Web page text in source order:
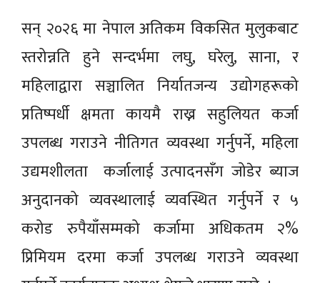
सन् २०२६ मा नेपाल अतिकम विकसित मुलुकबाट
स्तरोन्नति हुने सन्दर्भमा लघु, घरेलु, साना, र
महिलाद्वारा सञ्चालित निर्यातजन्य उद्योगहरूको
प्रतिष्पर्धी क्षमता कायमै राख्न सहुलियत कर्जा
उपलब्ध गराउने नीतिगत व्यवस्था गर्नुपर्ने, महिला
उद्यमशीलता कर्जालाई उत्पादनसँग जोडेर ब्याज
अनुदानको व्यवस्थालाई व्यवस्थित गर्नुपर्ने र ५
करोड रुपैयाँसम्मको कर्जामा अधिकतम २%
प्रिमियम दरमा कर्जा उपलब्ध गराउने व्यवस्था